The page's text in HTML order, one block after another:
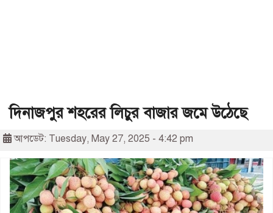
দিনাজপুর শহরের লিচুর বাজার জমে উঠেছে
আপডেট: Tuesday, May 27, 2025 - 4:42 pm